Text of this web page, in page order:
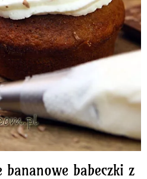
SKLEP
Polski
bananowe babeczki z